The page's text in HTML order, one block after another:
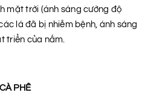
mặt trời (ánh sáng cường độ
lá đã bị nhiễm bệnh, ánh sáng
triển của nấm.
PHÊ